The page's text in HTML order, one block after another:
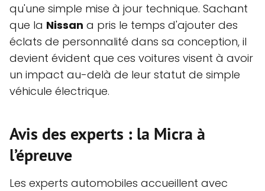
qu'une simple mise à jour technique. Sachant
que la Nissan a pris le temps d'ajouter des
éclats de personnalité dans sa conception, il
devient évident que ces voitures visent à avoir
un impact au-delà de leur statut de simple
véhicule électrique.
Avis des experts : la Micra à
l’épreuve
Les experts automobiles accueillent avec